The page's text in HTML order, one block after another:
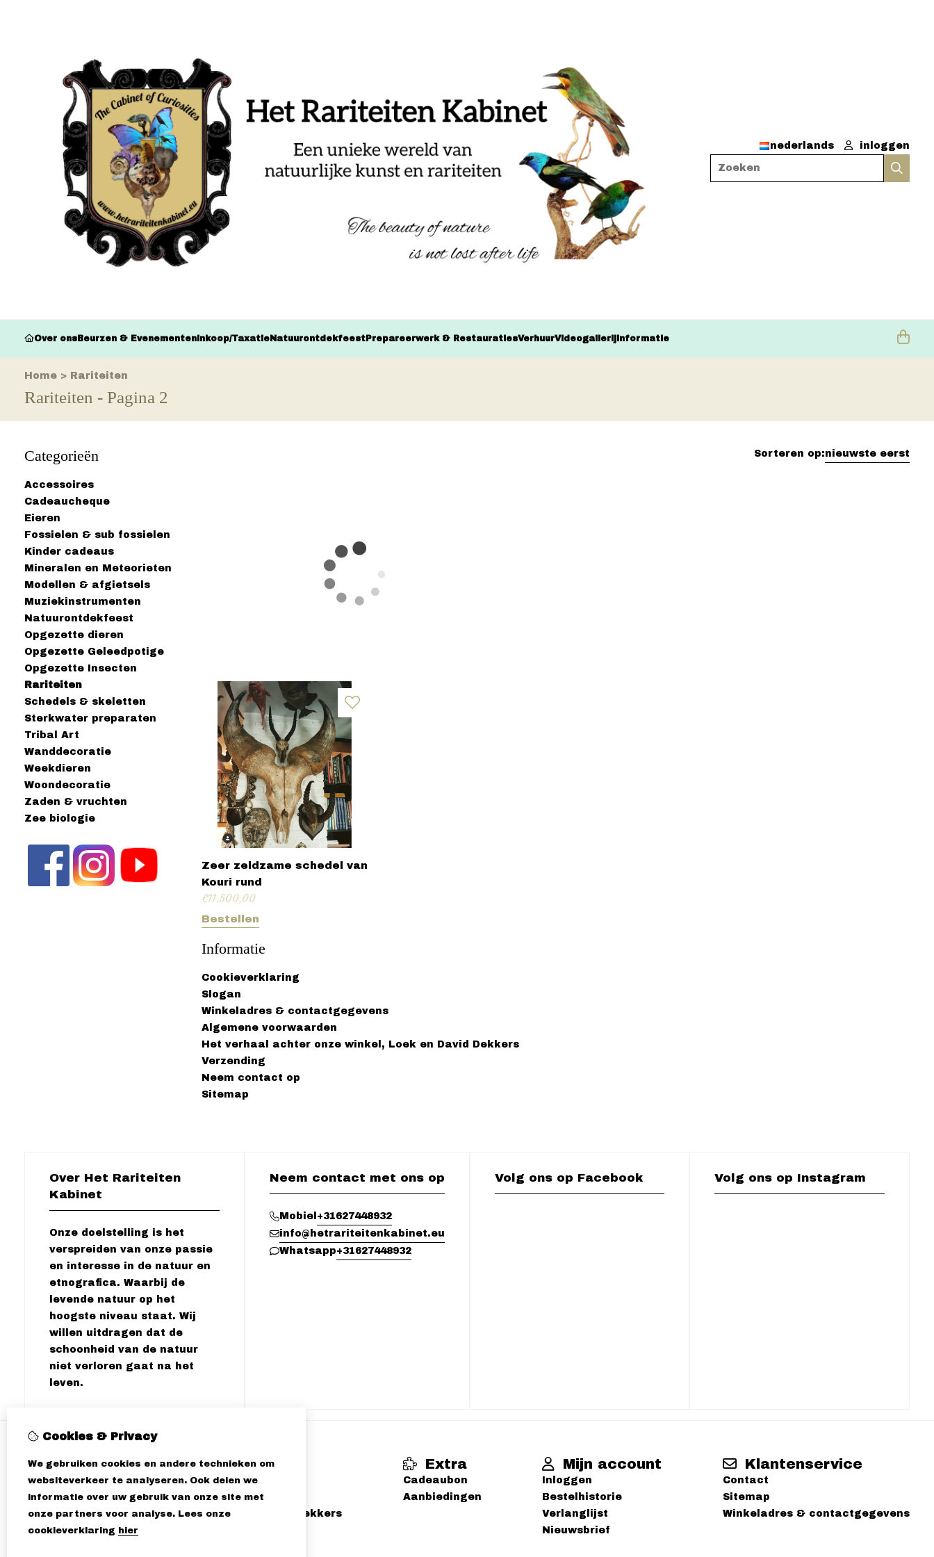
nederlands
inloggen
Zoeken
Over ons Beurzen & Evenementen Inkoop/Taxatie Natuurontdekfeest Prepareerwerk & RestauratiesVerhuurVideogallerij Informatie
Home > Rariteiten
Rariteiten - Pagina 2
Categorieën
Accessoires
Cadeaucheque
Eieren
Fossielen & sub fossielen
Kinder cadeaus
Mineralen en Meteorieten
Modellen & afgietsels
Muziekinstrumenten
Natuurontdekfeest
Opgezette dieren
Opgezette Geleedpotige
Opgezette Insecten
Rariteiten
Schedels & skeletten
Sterkwater preparaten
Tribal Art
Wanddecoratie
Weekdieren
Woondecoratie
Zaden & vruchten
Zee biologie
Sorteren op:nieuwste eerst
Zeer zeldzame schedel van
Kouri rund
€11.500,00
Bestellen
Informatie
Cookieverklaring
Slogan
Winkeladres & contactgegevens
Algemene voorwaarden
Het verhaal achter onze winkel, Loek en David Dekkers
Verzending
Neem contact op
Sitemap
Over Het Rariteiten
Kabinet
Onze doelstelling is het
verspreiden van onze passie
en interesse in de natuur en
etnografica. Waarbij de
levende natuur op het
hoogste niveau staat. Wij
willen uitdragen dat de
schoonheid van de natuur
niet verloren gaat na het
leven.
Neem contact met ons op
Mobiel +31627448932
info@hetrariteitenkabinet.eu
Whatsapp+31627448932
Volg ons op Facebook Volg ons op Instagram
Informatie
Winkeladres & contactgegevens
Algemene voorwaarden
Het verhaal achter onze winkel, Loek en David Dekkers
Verzending
Extra
Cadeaubon
Aanbiedingen
Mijn account
Inloggen
Bestelhistorie
Verlanglijst
Nieuwsbrief
Klantenservice
Contact
Sitemap
Winkeladres & contactgegevens
Cookies & Privacy
We gebruiken cookies en andere technieken om
websiteverkeer te analyseren. Ook delen we
informatie over uw gebruik van onze site met
onze partners voor analyse. Lees onze
cookieverklaring hier